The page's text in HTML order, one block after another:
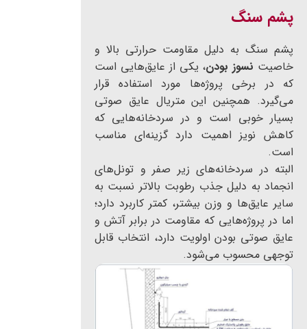
پشم سنگ
پشم سنگ به دلیل مقاومت حرارتی بالا و
خاصیت نسوز بودن، یکی از عایق‌هایی است
که در برخی پروژه‌ها مورد استفاده قرار
می‌گیرد. همچنین این متریال عایق صوتی
بسیار خوبی است و در سردخانه‌هایی که
کاهش نویز اهمیت دارد گزینه‌ای مناسب
است.
البته در سردخانه‌های زیر صفر و تونل‌های
انجماد به دلیل جذب رطوبت بالاتر نسبت به
سایر عایق‌ها و وزن بیشتر، کمتر کاربرد دارد؛
اما در پروژه‌هایی که مقاومت در برابر آتش و
عایق صوتی بودن اولویت دارد، انتخاب قابل
توجهی محسوب می‌شود.